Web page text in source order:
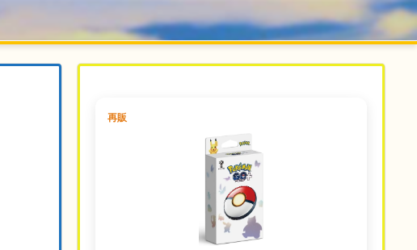
再販